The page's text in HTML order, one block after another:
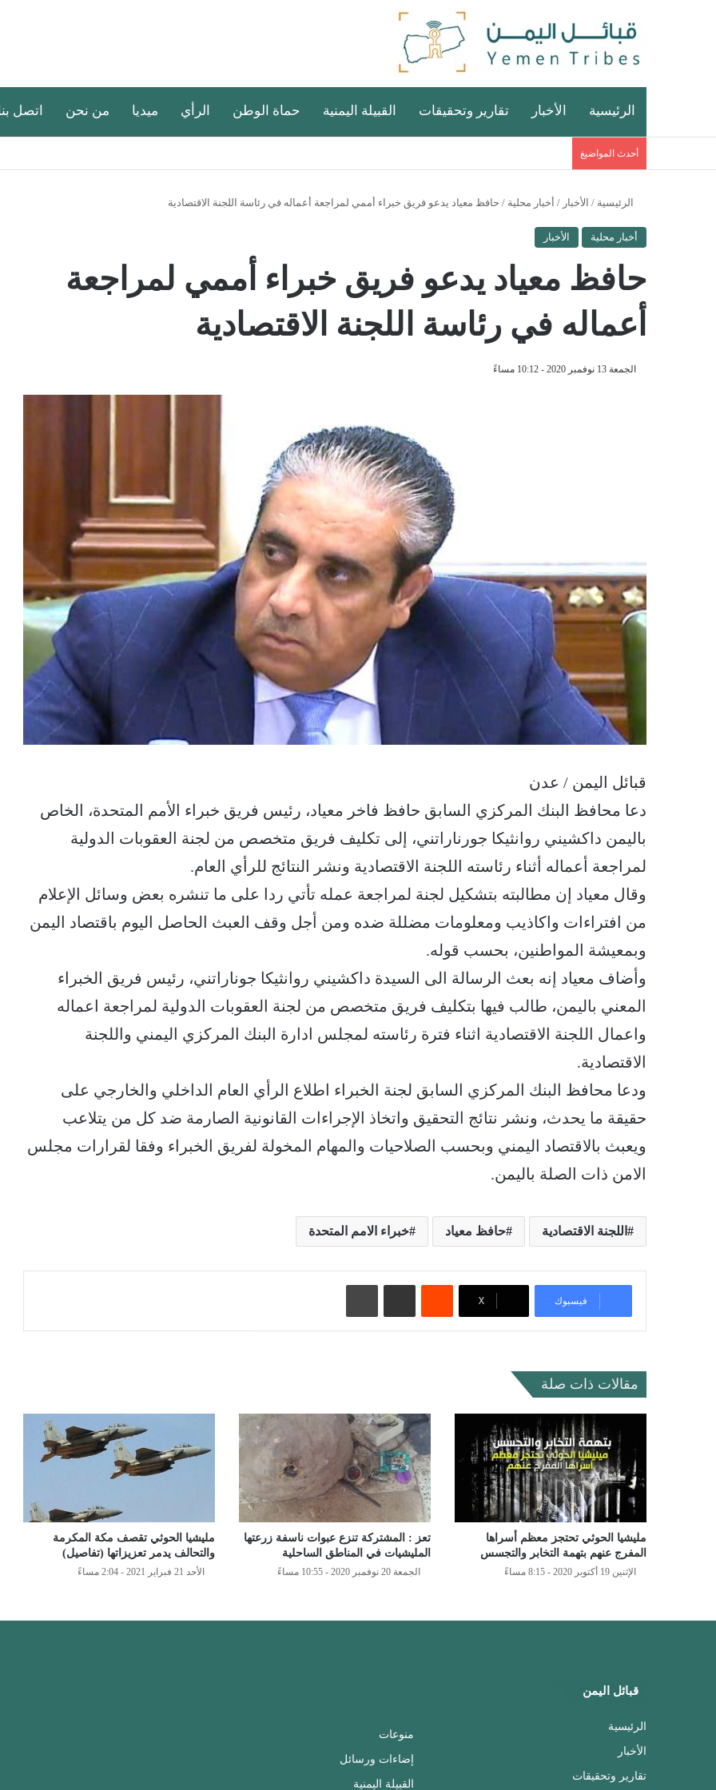
الرئيسية الأخبار تقارير وتحقيقات القبيلة اليمنية حماة الوطن الرأي ميديا من نحن اتصل
أحدث المواضيغ
الرئيسية / الأخبار / أخبار محلية / حافظ معياد يدعو فريق خبراء أممي لمراجعة أعماله في رئاسة اللجنة الاقتصادية
أخبار محلية الأخبار
حافظ معياد يدعو فريق خبراء أممي لمراجعة
أعماله في رئاسة اللجنة الاقتصادية
الجمعة 13 نوفمبر 2020 - 10:12 مساءً
قبائل اليمن / عدن
دعا محافظ البنك المركزي السابق حافظ فاخر معياد، رئيس فريق خبراء الأمم المتحدة، الخاص
باليمن داكشيني روانثيكا جورناراتني، إلى تكليف فريق متخصص من لجنة العقوبات الدولية
لمراجعة أعماله أثناء رئاسته اللجنة الاقتصادية ونشر النتائج للرأي العام.
وقال معياد إن مطالبته بتشكيل لجنة لمراجعة عمله تأتي ردا على ما تنشره بعض وسائل الإعلام
من افتراءات واكاذيب ومعلومات مضللة ضده ومن أجل وقف العبث الحاصل اليوم باقتصاد اليمن
وبمعيشة المواطنين، بحسب قوله.
وأضاف معياد إنه بعث الرسالة الى السيدة داكشيني روانثيكا جوناراتني، رئيس فريق الخبراء
المعني باليمن، طالب فيها بتكليف فريق متخصص من لجنة العقوبات الدولية لمراجعة اعماله
واعمال اللجنة الاقتصادية اثناء فترة رئاسته لمجلس ادارة البنك المركزي اليمني واللجنة
الاقتصادية.
ودعا محافظ البنك المركزي السابق لجنة الخبراء اطلاع الرأي العام الداخلي والخارجي على
حقيقة ما يحدث، ونشر نتائج التحقيق واتخاذ الإجراءات القانونية الصارمة ضد كل من يتلاعب
ويعبث بالاقتصاد اليمني وبحسب الصلاحيات والمهام المخولة لفريق الخبراء وفقا لقرارات مجلس
الامن ذات الصلة باليمن.
اللجنة الاقتصادية حافظ معياد خبراء الامم المتحدة
فيسبوك ‫X
مقالات ذات صلة
مليشيا الحوثي تحتجز معظم أسراها
المفرج عنهم بتهمة التخابر والتجسس
الإثنين 19 أكتوبر 2020 - 8:15 مساءً
تعز : المشتركة تنزع عبوات ناسفة زرعتها
المليشيات في المناطق الساحلية
الجمعة 20 نوفمبر 2020 - 10:55 مساءً
مليشيا الحوثي تقصف مكة المكرمة
والتحالف يدمر تعزيزاتها (تفاصيل)
الأحد 21 فبراير 2021 - 2:04 مساءً
قبائل اليمن
الرئيسية
الأخبار
تقارير وتحقيقات
منوعات
إضاءات ورسائل
القبيلة اليمنية